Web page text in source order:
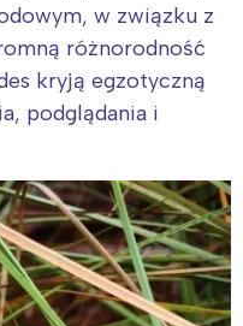
w związku z
różnorodność
kryją egzotyczną
podglądania i